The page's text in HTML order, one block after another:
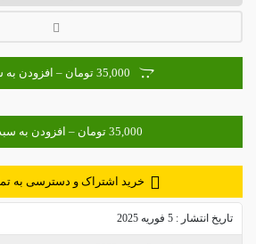
35,000 تومان – افزودن به سبد خرید
خرید اشتراک و دسترسی به
تاریخ انتشار : 5 فوریه 2025